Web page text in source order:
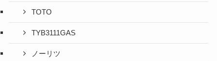
TOTO
TYB3111GAS
ノーリツ